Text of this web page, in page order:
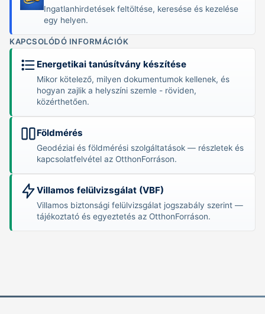
Ingatlanhirdetések feltöltése, keresése és kezelése
egy helyen.
KAPCSOLÓDÓ INFORMÁCIÓK
Energetikai tanúsítvány készítése
Mikor kötelező, milyen dokumentumok kellenek, és
hogyan zajlik a helyszíni szemle - röviden,
közérthetően.
Földmérés
Geodéziai és földmérési szolgáltatások — részletek és
kapcsolatfelvétel az OtthonForráson.
Villamos felülvizsgálat (VBF)
Villamos biztonsági felülvizsgálat jogszabály szerint —
tájékoztató és egyeztetés az OtthonForráson.